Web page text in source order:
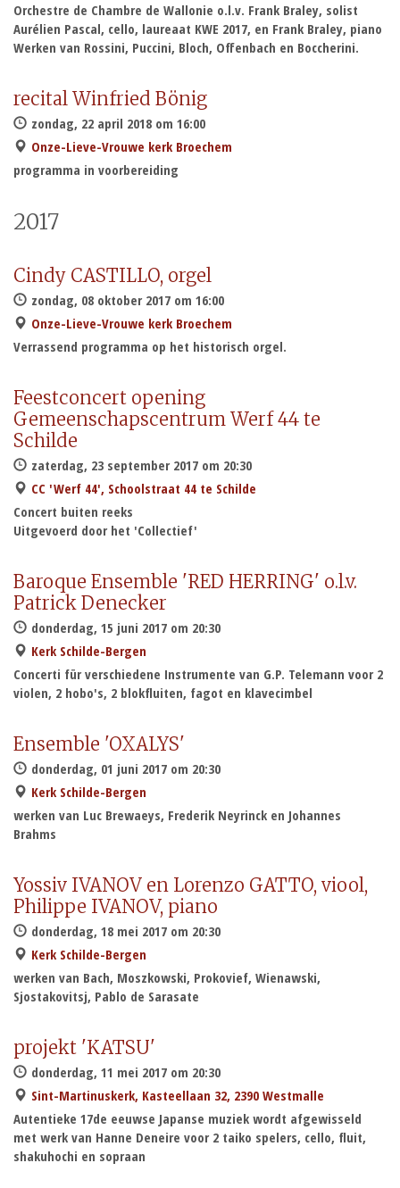
Orchestre de Chambre de Wallonie o.l.v. Frank Braley, solist
Aurélien Pascal, cello, laureaat KWE 2017, en Frank Braley, piano
Werken van Rossini, Puccini, Bloch, Offenbach en Boccherini.
recital Winfried Bönig
zondag, 22 april 2018 om 16:00
Onze-Lieve-Vrouwe kerk Broechem
programma in voorbereiding
2017
Cindy CASTILLO, orgel
zondag, 08 oktober 2017 om 16:00
Onze-Lieve-Vrouwe kerk Broechem
Verrassend programma op het historisch orgel.
Feestconcert opening
Gemeenschapscentrum Werf 44 te
Schilde
zaterdag, 23 september 2017 om 20:30
CC 'Werf 44', Schoolstraat 44 te Schilde
Concert buiten reeks
Uitgevoerd door het 'Collectief'
Baroque Ensemble 'RED HERRING' o.l.v.
Patrick Denecker
donderdag, 15 juni 2017 om 20:30
Kerk Schilde-Bergen
Concerti für verschiedene Instrumente van G.P. Telemann voor 2
violen, 2 hobo's, 2 blokfluiten, fagot en klavecimbel
Ensemble 'OXALYS'
donderdag, 01 juni 2017 om 20:30
Kerk Schilde-Bergen
werken van Luc Brewaeys, Frederik Neyrinck en Johannes
Brahms
Yossiv IVANOV en Lorenzo GATTO, viool,
Philippe IVANOV, piano
donderdag, 18 mei 2017 om 20:30
Kerk Schilde-Bergen
werken van Bach, Moszkowski, Prokovief, Wienawski,
Sjostakovitsj, Pablo de Sarasate
projekt 'KATSU'
donderdag, 11 mei 2017 om 20:30
Sint-Martinuskerk, Kasteellaan 32, 2390 Westmalle
Autentieke 17de eeuwse Japanse muziek wordt afgewisseld
met werk van Hanne Deneire voor 2 taiko spelers, cello, fluit,
shakuhochi en sopraan